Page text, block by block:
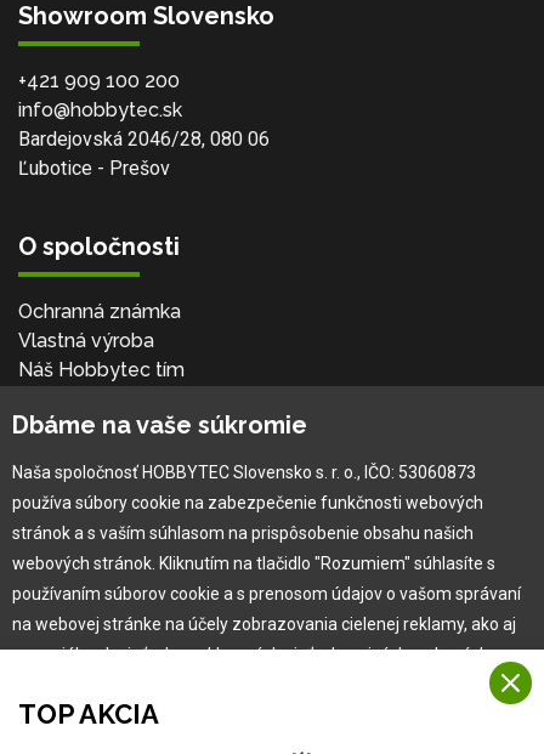
Showroom Slovensko
+421 909 100 200
info@hobbytec.sk
Bardejovská 2046/28, 080 06
Ľubotice - Prešov
O spoločnosti
Ochranná známka
Vlastná výroba
Náš Hobbytec tím
Naša história
Pre zákazníka
Garancia najlepšej ceny
Užívateľský manuál
Reklamácia
TOP AKCIA
Dbáme na vaše súkromie
Naša spoločnosť HOBBYTEC Slovensko s. r. o., IČO: 53060873
používa súbory cookie na zabezpečenie funkčnosti webových
stránok a s vaším súhlasom na prispôsobenie obsahu našich
webových stránok. Kliknutím na tlačidlo "Rozumiem" súhlasíte s
používaním súborov cookie a s prenosom údajov o vašom správaní
na webovej stránke na účely zobrazovania cielenej reklamy, ako aj
na sociálnych sieťach a reklamných sieťach na iných webových
Viac informácií